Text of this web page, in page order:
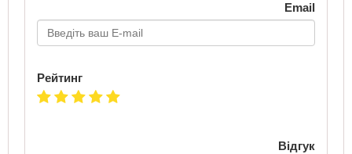
Email
Рейтинг
Відгук